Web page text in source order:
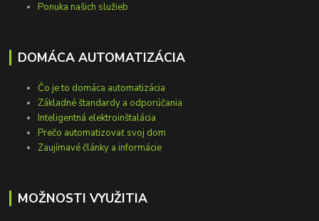
Ponuka našich služieb
DOMÁCA AUTOMATIZÁCIA
Čo je to domáca automatizácia
Základné štandardy a odporúčania
Inteligentná elektroinštalácia
Prečo automatizovať svoj dom
Zaujímavé články a informácie
MOŽNOSTI VYUŽITIA